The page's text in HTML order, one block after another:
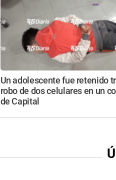
Un adolescente fue retenido
robo de dos celulares en un
de Capital